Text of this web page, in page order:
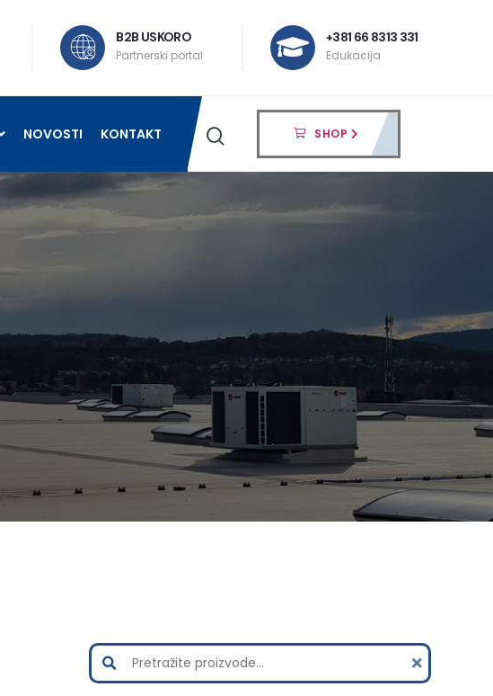
B2B USKORO
Partnerski portal
+381 66 8313 331
Edukacija
NOVOSTI KONTAKT SHOP